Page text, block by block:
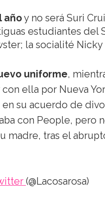
añoy no será Suri
estudiantes del
la socialité
uniforme,
ella por Nueva
su acuerdo de
con People, pero
madre, tras el
(@Lacosarosa)